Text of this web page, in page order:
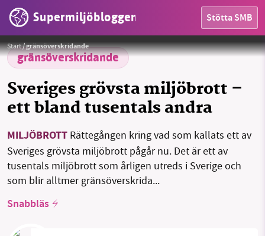
Supermiljöbloggen Stötta SMB
OMRÅDEN
MILJÖFAKTA
OM OSS
Sök Sparade inlägg Tipsa oss
Start/gränsöverskridande
gränsöverskridande
Sveriges grövsta miljöbrott –
ett bland tusentals andra
MILJÖBROTT Rättegången kring vad som kallats ett av
Sveriges grövsta miljöbrott pågår nu. Det är ett av
tusentals miljöbrott som årligen utreds i Sverige och
som blir alltmer gränsöverskrida...
Snabbläs
Alexei Chizhov från Pixabay